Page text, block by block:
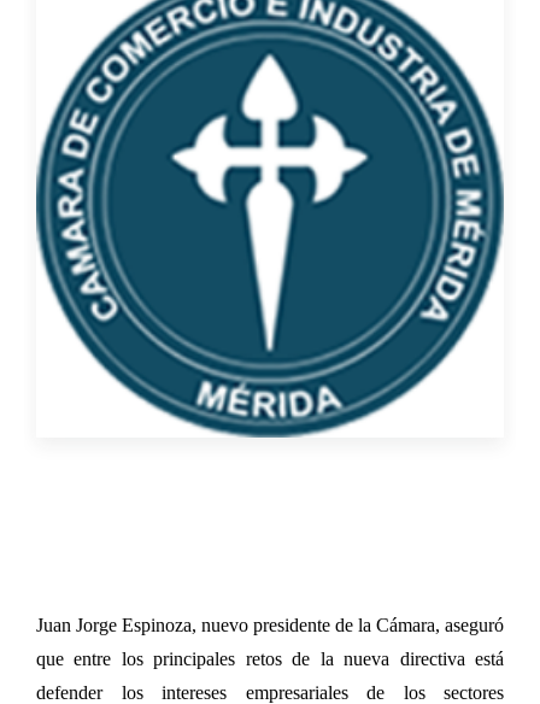
Juan Jorge Espinoza, nuevo presidente de la Cámara, aseguró
que entre los principales retos de la nueva directiva está
defender los intereses empresariales de los sectores